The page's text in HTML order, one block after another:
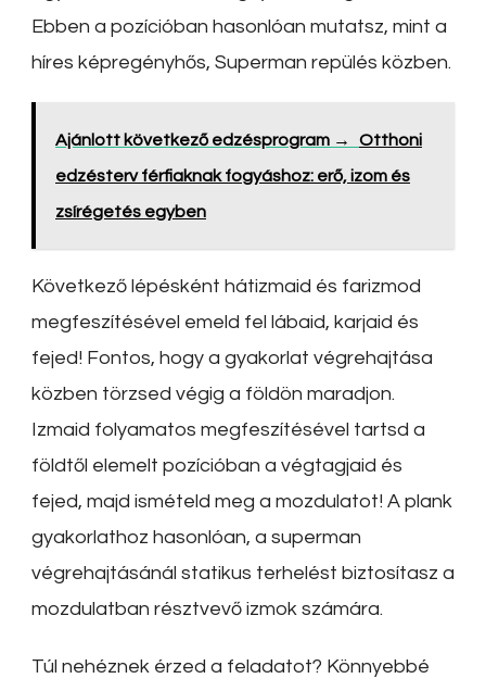
Ebben a pozícióban hasonlóan mutatsz, mint a
híres képregényhős, Superman repülés közben.
Ajánlott következő edzésprogram → Otthoni
edzésterv férfiaknak fogyáshoz: erő, izom és
zsírégetés egyben
Következő lépésként hátizmaid és farizmod
megfeszítésével emeld fel lábaid, karjaid és
fejed! Fontos, hogy a gyakorlat végrehajtása
közben törzsed végig a földön maradjon.
Izmaid folyamatos megfeszítésével tartsd a
földtől elemelt pozícióban a végtagjaid és
fejed, majd ismételd meg a mozdulatot! A plank
gyakorlathoz hasonlóan, a superman
végrehajtásánál statikus terhelést biztosítasz a
mozdulatban résztvevő izmok számára.
Túl nehéznek érzed a feladatot? Könnyebbé